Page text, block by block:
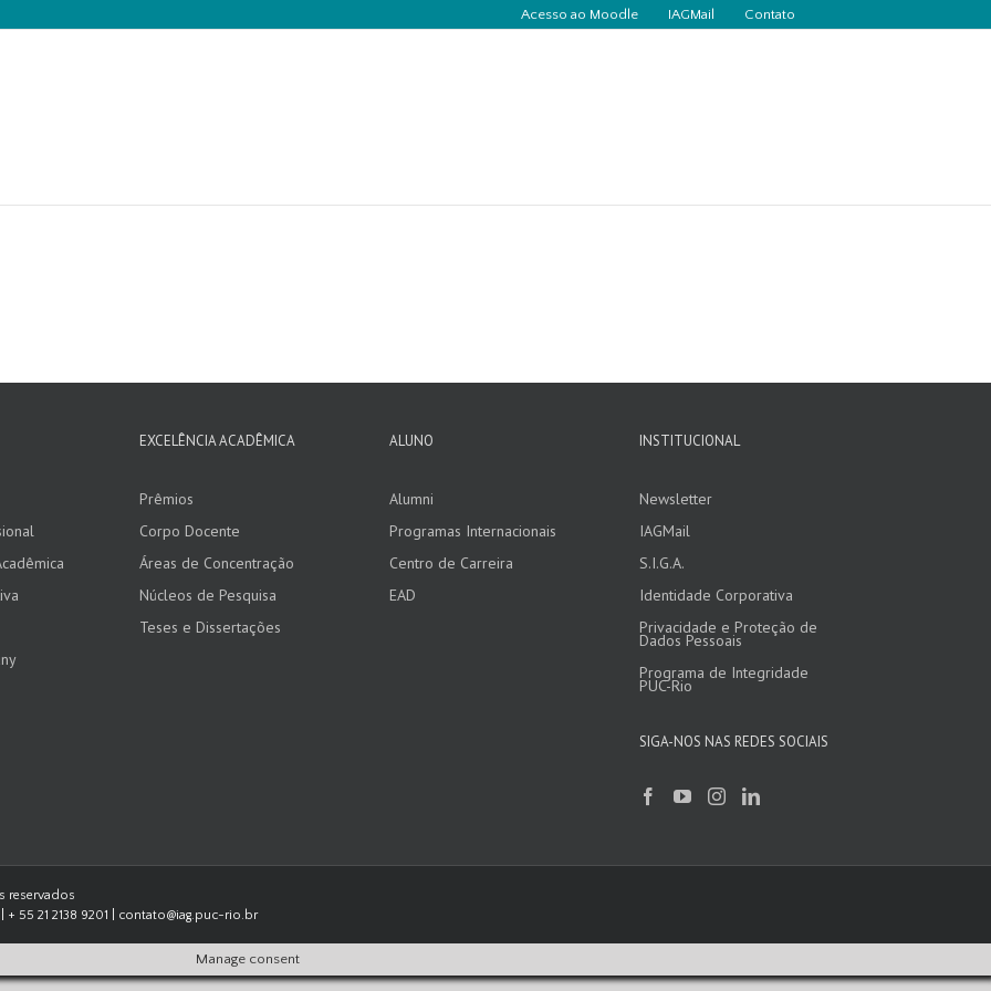
Acesso ao Moodle IAGMail Contato
EXCELÊNCIA ACADÊMICA
Prêmios
Corpo Docente
Áreas de Concentração
Núcleos de Pesquisa
Teses e Dissertações
ALUNO
Alumni
Programas Internacionais
Centro de Carreira
EAD
INSTITUCIONAL
Newsletter
IAGMail
S.I.G.A.
Identidade Corporativa
Privacidade e Proteção de
Dados Pessoais
Programa de Integridade
PUC-Rio
SIGA-NOS NAS REDES SOCIAIS
reservados
+ 55 21 2138 9201 | contato@iag.puc-rio.br
Manage consent